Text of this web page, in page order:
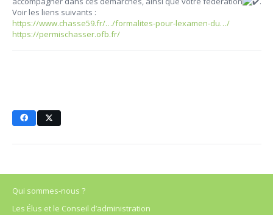
Voir les liens suivants :
https://www.chasse59.fr/…/formalites-pour-lexamen-du…/
https://permischasser.ofb.fr/
Qui sommes-nous ?
Les Élus et le Conseil d’administration